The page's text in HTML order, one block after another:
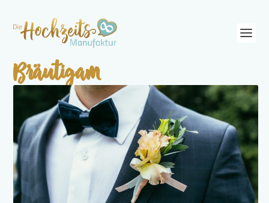
Bräutigam